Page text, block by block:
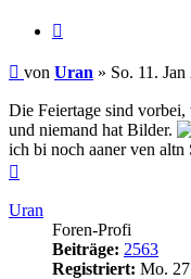
Beitrag
von Uran » So. 11.
Die Feiertage sind
und niemand hat Bilder.
ich bi noch aaner ven
Uran
Foren-Profi
Beiträge: 2563
Registriert: Mo.